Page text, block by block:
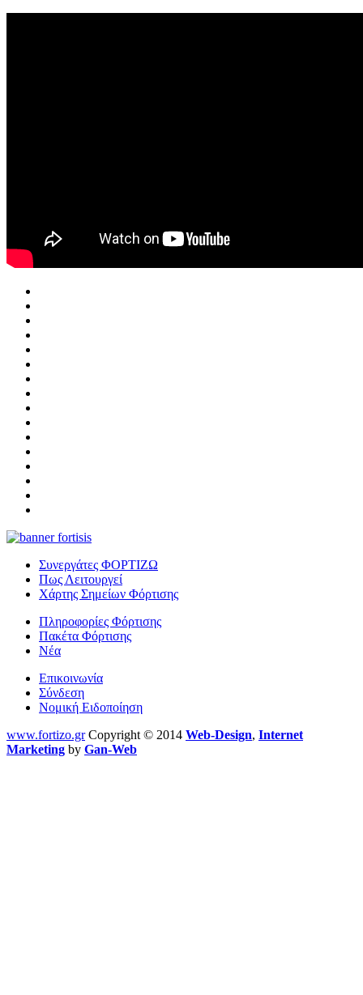
Συνεργάτες ΦΟΡΤΙΖΩ
Πως Λειτουργεί
Χάρτης Σημείων Φόρτισης
Πληροφορίες Φόρτισης
Πακέτα Φόρτισης
Νέα
Επικοινωνία
Σύνδεση
Νομική Ειδοποίηση
www.fortizo.grCopyright © 2014 Web-Design, Internet
Marketing by Gan-Web